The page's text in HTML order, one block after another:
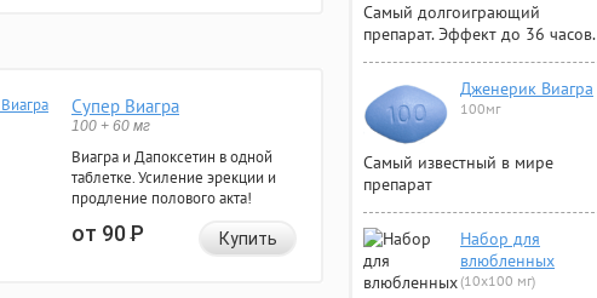
Супер Виагра
100 + 60 мг
Виагра и Дапоксетин в одной
таблетке. Усиление эрекции и
продление полового акта!
от 90Р Купить
Самый долгоиграющий
препарат. Эффект до 36 часов.
Дженерик Виагра
100мг
Самый известный в мире
препарат
Набор для
влюбленных
(10х100 мг)